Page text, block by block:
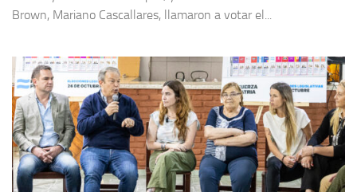
Brown, Mariano Cascallares, llamaron a votar el...